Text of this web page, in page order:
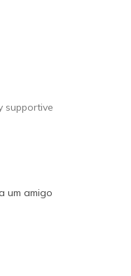
supportive
um amigo